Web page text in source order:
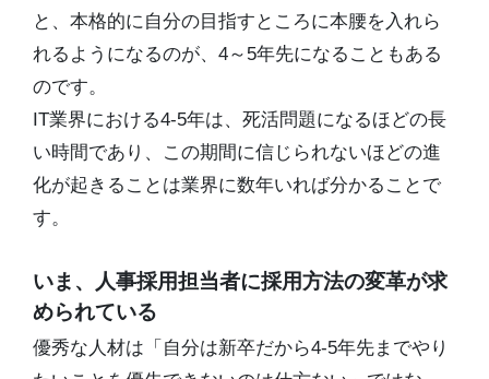
と、本格的に自分の目指すところに本腰を入れら
れるようになるのが、4～5年先になることもある
のです。
IT業界における4-5年は、死活問題になるほどの長
い時間であり、この期間に信じられないほどの進
化が起きることは業界に数年いれば分かることで
す。
いま、人事採用担当者に採用方法の変革が求
められている
優秀な人材は「自分は新卒だから4-5年先までやり